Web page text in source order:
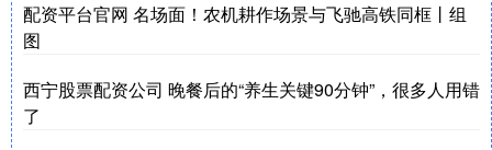
配资平台官网 名场面！农机耕作场景与飞驰高铁同框丨组
图
西宁股票配资公司 晚餐后的“养生关键90分钟”，很多人用错
了